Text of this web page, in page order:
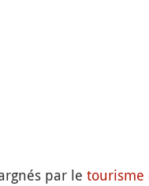
par le tourisme